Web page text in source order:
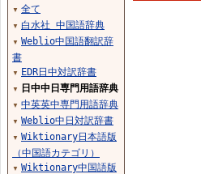
▼ 全て
▼ 白水社 中国語辞典
▼ Weblio中国語翻訳辞
書
▼ EDR日中対訳辞書
▼ 日中中日専門用語辞典
▼ 中英英中専門用語辞典
▼ Weblio中日対訳辞書
▼ Wiktionary日本語版
（中国語カテゴリ）
▼ Wiktionary中国語版